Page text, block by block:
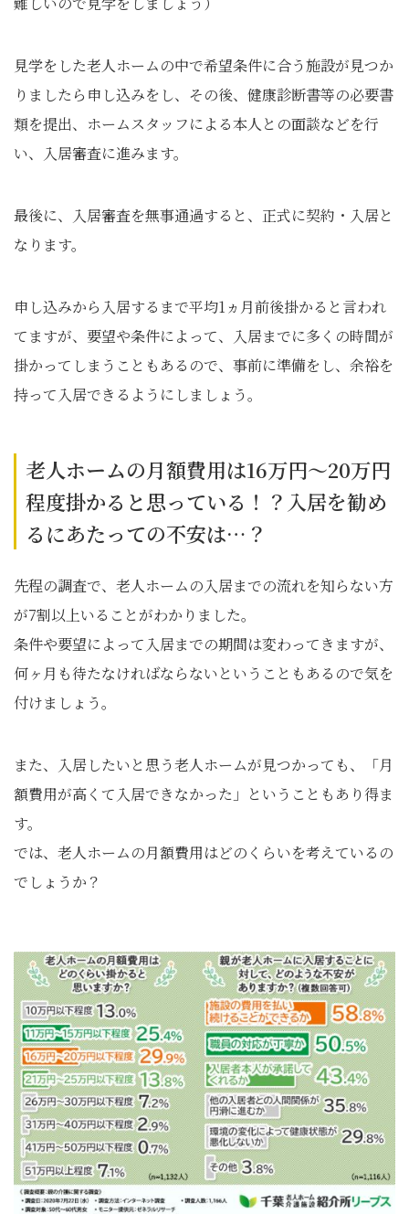
見学をした老人ホームの中で希望条件に合う施設が見つか
りましたら申し込みをし、その後、健康診断書等の必要書
類を提出、ホームスタッフによる本人との面談などを行
い、入居審査に進みます。
最後に、入居審査を無事通過すると、正式に契約・入居と
なります。
申し込みから入居するまで平均1ヵ月前後掛かると言われ
てますが、要望や条件によって、入居までに多くの時間が
掛かってしまうこともあるので、事前に準備をし、余裕を
持って入居できるようにしましょう。
老人ホームの月額費用は16万円～20万円
程度掛かると思っている！？入居を勧め
るにあたっての不安は…？
先程の調査で、老人ホームの入居までの流れを知らない方
が7割以上いることがわかりました。
条件や要望によって入居までの期間は変わってきますが、
何ヶ月も待たなければならないということもあるので気を
付けましょう。
また、入居したいと思う老人ホームが見つかっても、「月
額費用が高くて入居できなかった」ということもあり得ま
す。
では、老人ホームの月額費用はどのくらいを考えているの
でしょうか？